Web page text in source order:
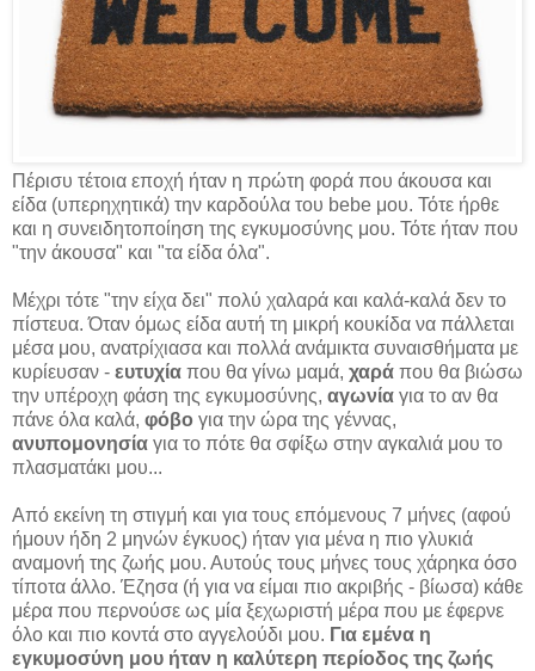
Πέρισυ τέτοια εποχή ήταν η πρώτη φορά που άκουσα και
είδα (υπερηχητικά) την καρδούλα του bebe μου. Τότε ήρθε
και η συνειδητοποίηση της εγκυμοσύνης μου. Τότε ήταν που
"την άκουσα" και "τα είδα όλα".
Μέχρι τότε "την είχα δει" πολύ χαλαρά και καλά-καλά δεν το
πίστευα. Όταν όμως είδα αυτή τη μικρή κουκίδα να πάλλεται
μέσα μου, ανατρίχιασα και πολλά ανάμικτα συναισθήματα με
κυρίευσαν - ευτυχία που θα γίνω μαμά, χαρά που θα βιώσω
την υπέροχη φάση της εγκυμοσύνης, αγωνία για το αν θα
πάνε όλα καλά, φόβο για την ώρα της γέννας,
ανυπομονησία για το πότε θα σφίξω στην αγκαλιά μου το
πλασματάκι μου...
Από εκείνη τη στιγμή και για τους επόμενους 7 μήνες (αφού
ήμουν ήδη 2 μηνών έγκυος) ήταν για μένα η πιο γλυκιά
αναμονή της ζωής μου. Αυτούς τους μήνες τους χάρηκα όσο
τίποτα άλλο. Έζησα (ή για να είμαι πιο ακριβής - βίωσα) κάθε
μέρα που περνούσε ως μία ξεχωριστή μέρα που με έφερνε
όλο και πιο κοντά στο αγγελούδι μου. Για εμένα η
εγκυμοσύνη μου ήταν η καλύτερη περίοδος της ζωής